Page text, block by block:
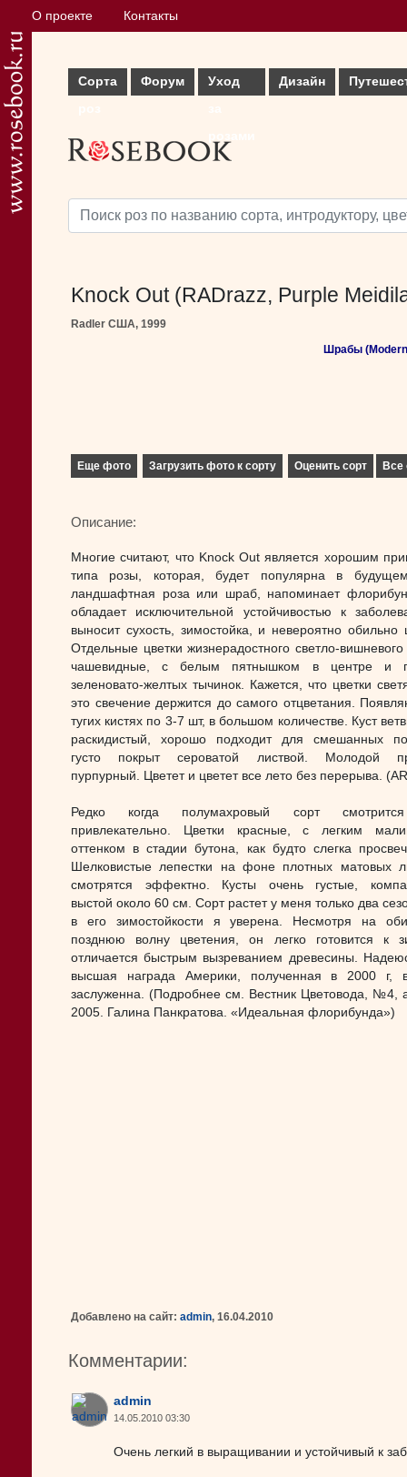
О проекте Контакты
Сорта
Форум
Уход
Дизайн
Knock Out (RADrazz, Purple
Radler США, 1999
Шрабы
Еще фото Загрузить фото к сорту Оценить сорт Все
Описание:
Многие считают, что Knock Out является хорошим
типа розы, которая, будет популярна в
ландшафтная роза или шраб, напоминает
обладает исключительной устойчивостью к
выносит сухость, зимостойка, и невероятно обильно
Отдельные цветки жизнерадостного светло-вишневого
чашевидные, с белым пятнышком в центре и
зеленовато-желтых тычинок. Кажется, что цветки
это свечение держится до самого отцветания.
тугих кистях по 3-7 шт, в большом количестве. Куст
раскидистый, хорошо подходит для смешанных
густо покрыт сероватой листвой. Молодой
пурпурный. Цветет и цветет все лето без перерыва.
Редко когда полумахровый сорт
привлекательно. Цветки красные, с легким
оттенком в стадии бутона, как будто слегка
Шелковистые лепестки на фоне плотных матовых
смотрятся эффектно. Кусты очень густые,
выстой около 60 см. Сорт растет у меня только два
в его зимостойкости я уверена. Несмотря на
позднюю волну цветения, он легко готовится к
отличается быстрым вызреванием древесины.
высшая награда Америки, полученная в 2000 г,
заслуженна. (Подробнее см. Вестник Цветовода, №4,
2005. Галина Панкратова. «Идеальная флорибунда»)
Добавлено на сайт: admin, 16.04.2010
Комментарии:
admin
14.05.2010 03:30
Очень легкий в выращивании и устойчивый к